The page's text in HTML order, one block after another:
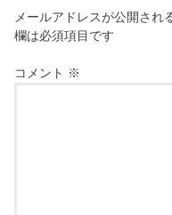
メールアドレスが公開され
欄は必須項目です
コメント ※